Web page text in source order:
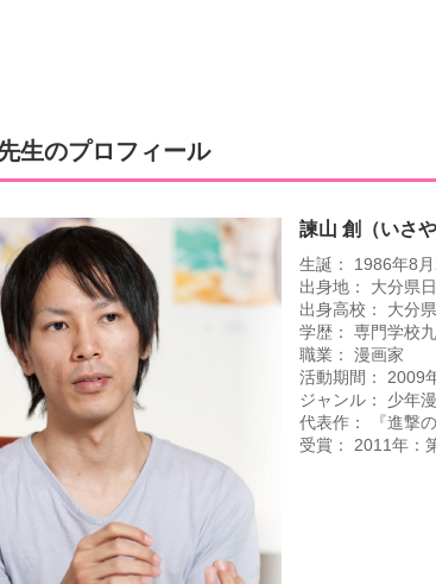
生のプロフィール
諫山 創（いさ
生誕： 1986年8
出身地： 大分県
出身高校： 大分
学歴： 専門学校
職業： 漫画家
活動期間： 2009
ジャンル： 少年
代表作： 『進撃の
受賞： 2011年：